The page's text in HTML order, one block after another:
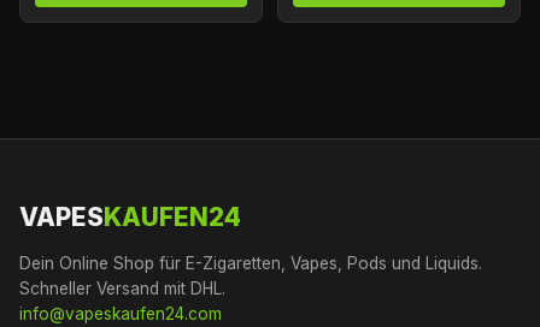
VAPES KAUFEN24
Dein Online Shop für E-Zigaretten, Vapes, Pods und Liquids.
Schneller Versand mit DHL.
info@vapeskaufen24.com